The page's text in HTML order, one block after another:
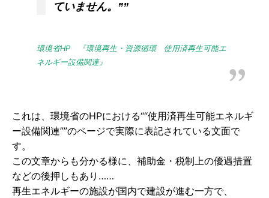
ていません。””
環境省HP 『環境再生・資源循環 使用済再生可能エ
ネルギー設備関連』
これは、環境省のHPにおける““使用済再生可能エネルギ
ー設備関連””のページで実際に表記されている文面で
す。
この文章からも分かる様に、補助金・税制上の優遇措置
などの後押しもあり……
再生エネルギーの施設が国内で建設が進む一方で、